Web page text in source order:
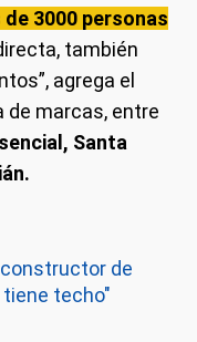
3000 personas
también
agrega el
de marcas, entre
Santa
de
techo"